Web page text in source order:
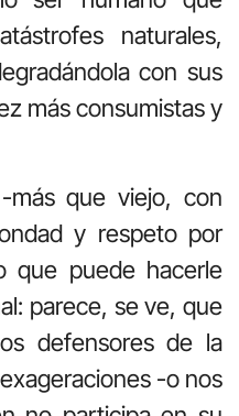
naturales,
con sus
más consumistas y
más que viejo, con
y respeto por
que puede hacerle
parece, se ve, que
defensores de la
-o nos